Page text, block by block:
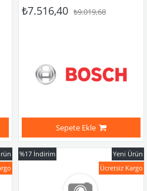
₺7.516,40 ₺9.019,68
Sepete Ekle
%17 İndirim
Ücretsiz Kargo
Yeni Ürün